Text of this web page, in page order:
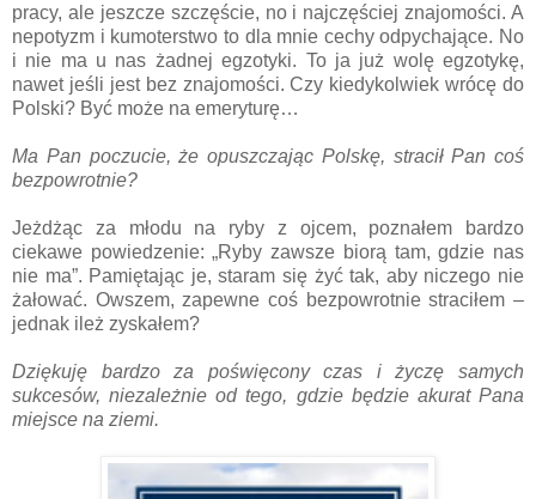
pracy, ale jeszcze szczęście, no i najczęściej znajomości. A
nepotyzm i kumoterstwo to dla mnie cechy odpychające. No
i nie ma u nas żadnej egzotyki. To ja już wolę egzotykę,
nawet jeśli jest bez znajomości. Czy kiedykolwiek wrócę do
Polski? Być może na emeryturę…
Ma Pan poczucie, że opuszczając Polskę, stracił Pan coś
bezpowrotnie?
Jeżdżąc za młodu na ryby z ojcem, poznałem bardzo
ciekawe powiedzenie: „Ryby zawsze biorą tam, gdzie nas
nie ma”. Pamiętając je, staram się żyć tak, aby niczego nie
żałować. Owszem, zapewne coś bezpowrotnie straciłem –
jednak ileż zyskałem?
Dziękuję bardzo za poświęcony czas i życzę samych
sukcesów, niezależnie od tego, gdzie będzie akurat Pana
miejsce na ziemi.